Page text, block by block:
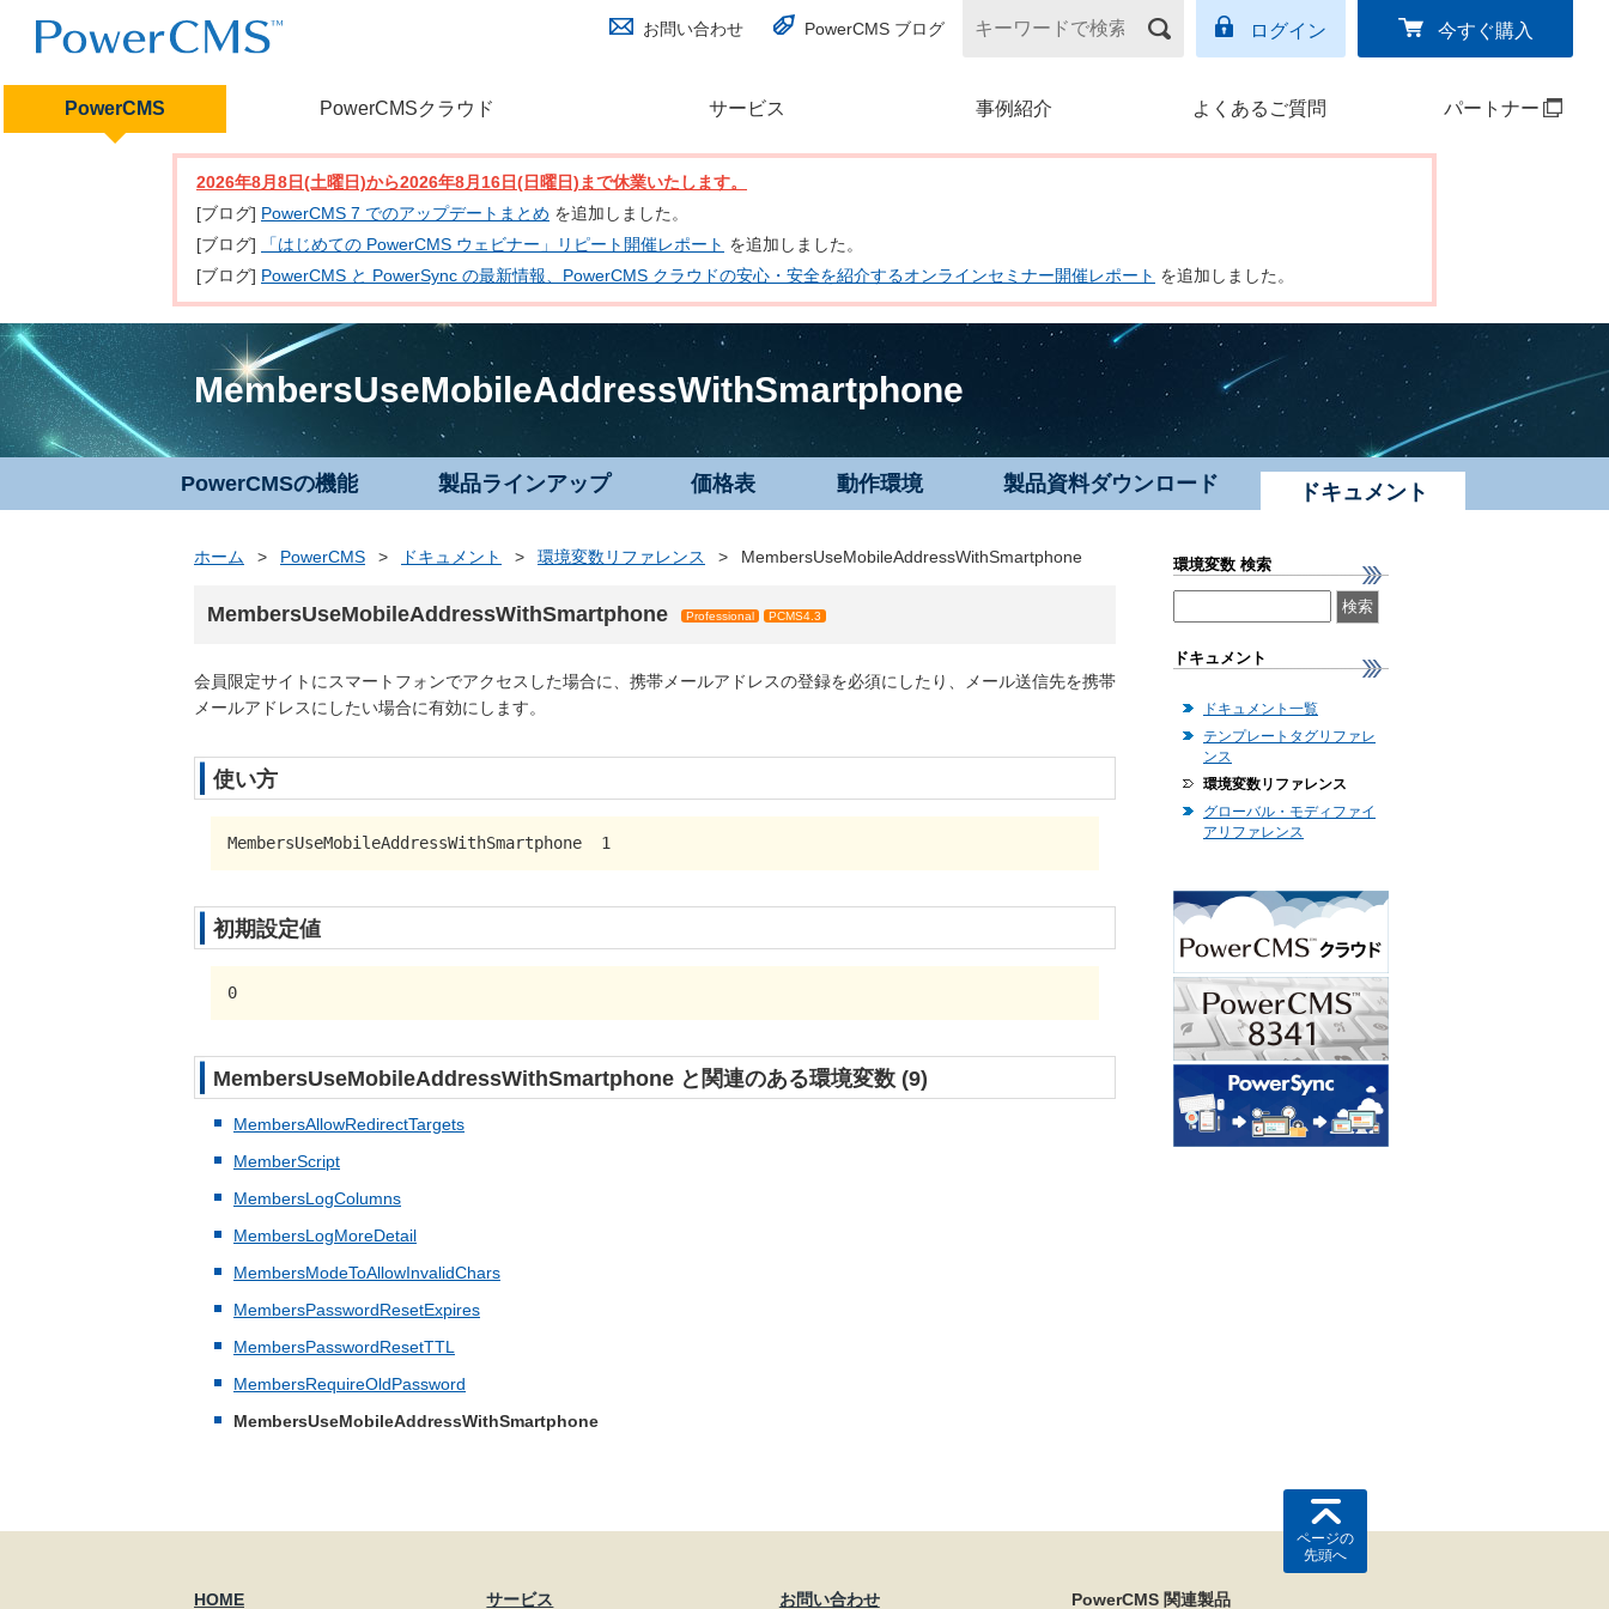
お問い合わせ PowerCMS ブログ ログイン 今すぐ購入
PowerCMS PowerCMSクラウド サービス 事例紹介 よくあるご質問 パートナー
(別ウィンドウで開く)
2026年8月8日(土曜日)から2026年8月16日(日曜日)まで休業いたします。
[ブログ] PowerCMS 7 でのアップデートまとめ を追加しました。
[ブログ]
「はじめての PowerCMS ウェビナー」リピート開催レポート を追加しました。
[ブログ] PowerCMS と PowerSync の最新情報、PowerCMS クラウドの安心・安全を紹介するオンラインセミナー開催レポート を追加しました。
MembersUseMobileAddressWithSmartphone
PowerCMSの機能 製品ラインアップ 価格表 動作環境 製品資料ダウンロード ドキュメント
ホーム > PowerCMS > ドキュメント > 環境変数リファレンス > MembersUseMobileAddressWithSmartphone
MembersUseMobileAddressWithSmartphone Professional PCMS4.3
会員限定サイトにスマートフォンでアクセスした場合に、携帯メールアドレスの登録を必須にしたり、メール送信先を携帯
メールアドレスにしたい場合に有効にします。
使い方
MembersUseMobileAddressWithSmartphone  1
初期設定値
0
MembersUseMobileAddressWithSmartphone と関連のある環境変数 (9)
MembersAllowRedirectTargets
MemberScript
MembersLogColumns
MembersLogMoreDetail
MembersModeToAllowInvalidChars
MembersPasswordResetExpires
MembersPasswordResetTTL
MembersRequireOldPassword
MembersUseMobileAddressWithSmartphone
環境変数 検索
ドキュメント
ドキュメント一覧
テンプレートタグリファレ
ンス
環境変数リファレンス
グローバル・モディファイ
アリファレンス
ページの
先頭へ
HOME サービス お問い合わせ PowerCMS 関連製品